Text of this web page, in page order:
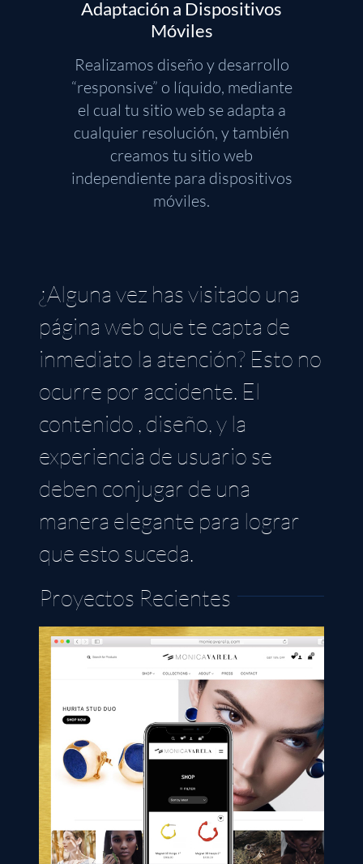
Adaptación a Dispositivos
Móviles
Realizamos diseño y desarrollo
“responsive” o líquido, mediante
el cual tu sitio web se adapta a
cualquier resolución, y también
creamos tu sitio web
independiente para dispositivos
móviles.
¿Alguna vez has visitado una
página web que te capta de
inmediato la atención? Esto no
ocurre por accidente. El
contenido , diseño, y la
experiencia de usuario se
deben conjugar de una
manera elegante para lograr
que esto suceda.
Proyectos Recientes
Monica Varela | Online
Store